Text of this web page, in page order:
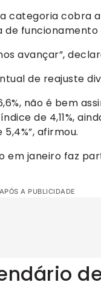
categoria cobra
funcionamento
avançar”,
de reajuste
não é bem
de 4,11%,
afirmou.
em janeiro faz
A PUBLICIDADE